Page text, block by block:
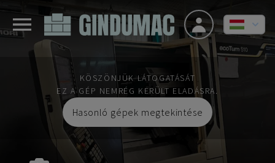
KÖSZÖNJÜK LÁTOGATÁSÁT
EZ A GÉP NEMRÉG KERÜLT ELADÁSRA.
Hasonló gépek megtekintése